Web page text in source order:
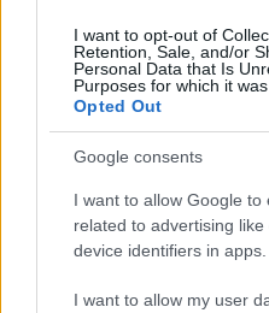
I want to opt-out of
Retention, Sale, and/or
Personal Data that Is
Purposes for which it was
Opted Out
Google consents
I want to allow Google to
related to advertising
device identifiers in apps.
I want to allow my user
Entra nel
i tuoi
Su
345 356